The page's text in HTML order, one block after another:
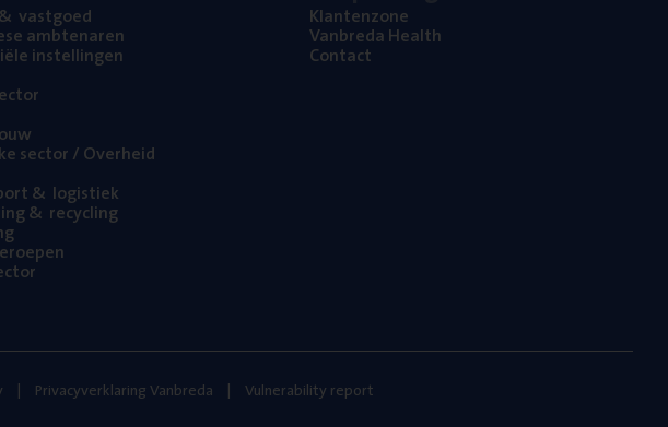
& vastgoed
ambtenaren
instellingen
sec­tor / Overheid
& logistiek
& recycling
Klan­ten­zo­ne
Van­b­re­da Health
Con­tact
Privacyverklaring Vanbreda Vulnerability report